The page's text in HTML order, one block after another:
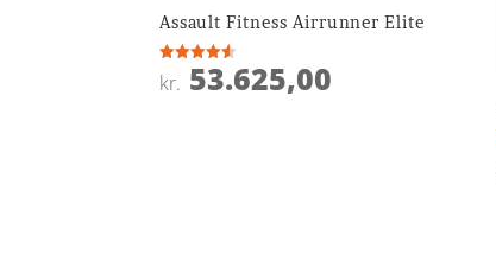
Assault Fitness Airrunner Elite
Vurderet
4.5
kr. 53.625,00